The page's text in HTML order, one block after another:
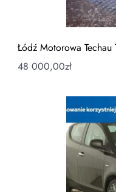
Łódź Motorowa
48 000,00zł